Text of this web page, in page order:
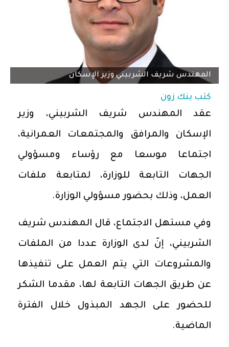
المهندس شريف الشربيني وزير الإسكان
كتب بنك زون
عقد المهندس شريف الشربيني، وزير
الإسكان والمرافق والمجتمعات العمرانية،
اجتماعا موسعا مع رؤساء ومسؤولي
الجهات التابعة للوزارة، لمتابعة ملفات
العمل، وذلك بحضور مسؤولي الوزارة.
وفي مستهل الاجتماع، قال المهندس شريف
الشربيني، إنّ لدى الوزارة عددا من الملفات
والمشروعات التي يتم العمل على تنفيذها
عن طريق الجهات التابعة لها، مقدما الشكر
للحضور على الجهد المبذول خلال الفترة
الماضية.